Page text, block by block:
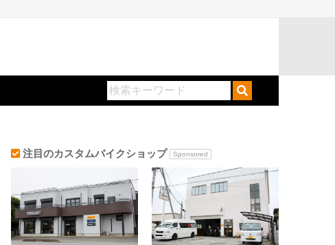
注目のカスタムバイクショップ Sponsored